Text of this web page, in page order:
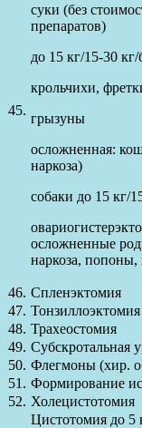
45.
суки (без
препаратов)
до 15 кг/15-30 кг/
крольчихи,
грызуны
осложненная:
наркоза)
собаки до 15 кг/
осложненные
наркоза,
46. Спленэктомия
47. Тонзиллоэктомия
48. Трахеостомия
49. Субскротальная
50. Флегмоны (хир.
51. Формирование
52. Холецистотомия
Цистотомия до 5